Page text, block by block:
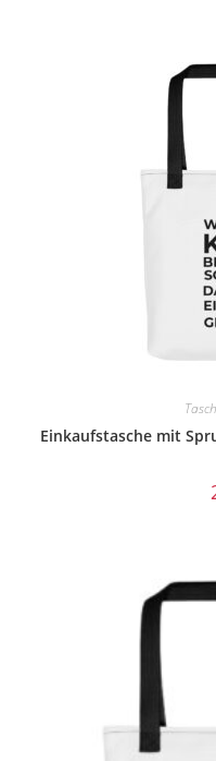
Einkaufstasche mit